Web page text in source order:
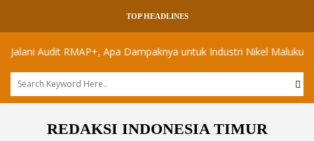
TOP HEADLINES
RMAP+, Apa Dampaknya untuk Industri Nikel Maluku Utara?
REDAKSI INDONESIA TIMUR